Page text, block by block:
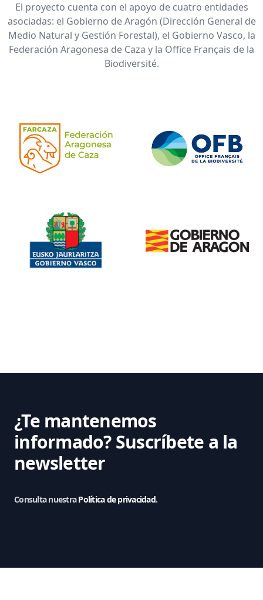
El proyecto cuenta con el apoyo de cuatro entidades
asociadas: el Gobierno de Aragón (Dirección General de
Medio Natural y Gestión Forestal), el Gobierno Vasco, la
Federación Aragonesa de Caza y la Office Français de la
Biodiversité.
¿Te mantenemos
informado? Suscríbete a la
newsletter
Consulta nuestraPolítica de privacidad.